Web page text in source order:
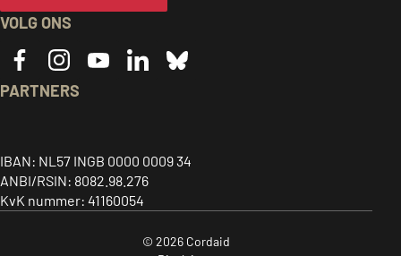
VOLG ONS
PARTNERS
link
to
home
logo,
link
to
link
to
home
for
global
justice
IBAN: NL57 INGB 0000 0009 34
ANBI/RSIN: 8082.98.276
KvK nummer: 41160054
© 2026 Cordaid